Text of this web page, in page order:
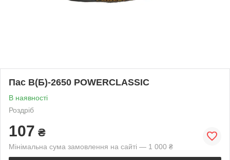
Пас В(Б)-2650 POWERCLASSIC
В наявності
Роздріб
107 ₴
Мінімальна сума замовлення на сайті — 1 000 ₴